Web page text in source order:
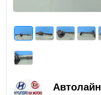
Автолайн